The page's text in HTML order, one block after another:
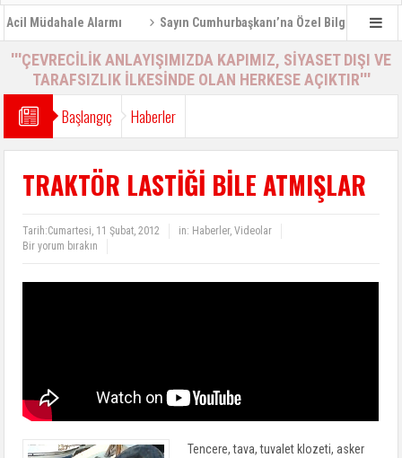
Alarmı Sayın Cumhurbaşkanı’na Özel Bilgilendirme
'''ÇEVRECİLİK ANLAYIŞIMIZDA KAPIMIZ, SİYASET DIŞI VE
TARAFSIZLIK İLKESİNDE OLAN HERKESE AÇIKTIR'''
Başlangıç Haberler
TRAKTÖR LASTİĞİ BİLE ATMIŞLAR
Tarih:Cumartesi, 11 Şubat, 2012 in: Haberler,Videolar
Bir yorum bırakın
Tencere, tava, tuvalet klozeti, asker